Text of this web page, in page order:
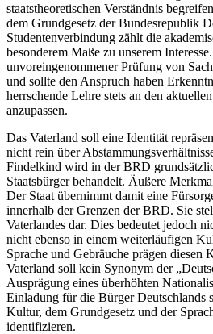
staatstheoretischen Verständnis
dem Grundgesetz der Bundesrepublik
Studentenverbindung zählt die
besonderem Maße zu unserem
unvoreingenommener Prüfung von
und sollte den Anspruch haben
herrschende Lehre stets an den
anzupassen.
Das Vaterland soll eine Identität
nicht rein über
Findelkind wird in der BRD
Staatsbürger behandelt. Äußere
Der Staat übernimmt damit eine
innerhalb der Grenzen der BRD. Sie
Vaterlandes dar. Dies bedeutet jedoch
nicht ebenso in einem weiterläufigen
Sprache und Gebräuche prägen
Vaterland soll kein Synonym der
Ausprägung eines überhöhten
Einladung für die Bürger Deutschlands
Kultur, dem Grundgesetz und der
identifizieren.